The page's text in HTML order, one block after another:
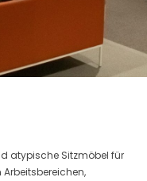
atypische Sitzmöbel für